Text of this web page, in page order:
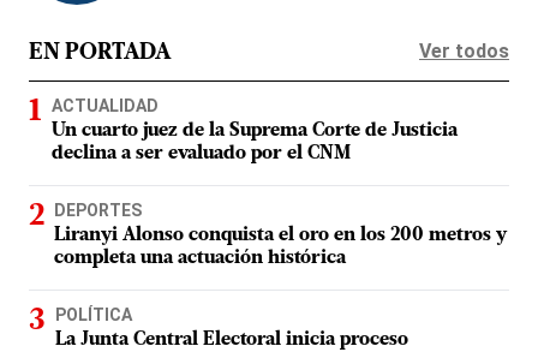
EN PORTADA Ver todos
ACTUALIDAD
Un cuarto juez de la Suprema Corte de Justicia
declina a ser evaluado por el CNM
DEPORTES
Liranyi Alonso conquista el oro en los 200 metros y
completa una actuación histórica
POLÍTICA
La Junta Central Electoral inicia proceso